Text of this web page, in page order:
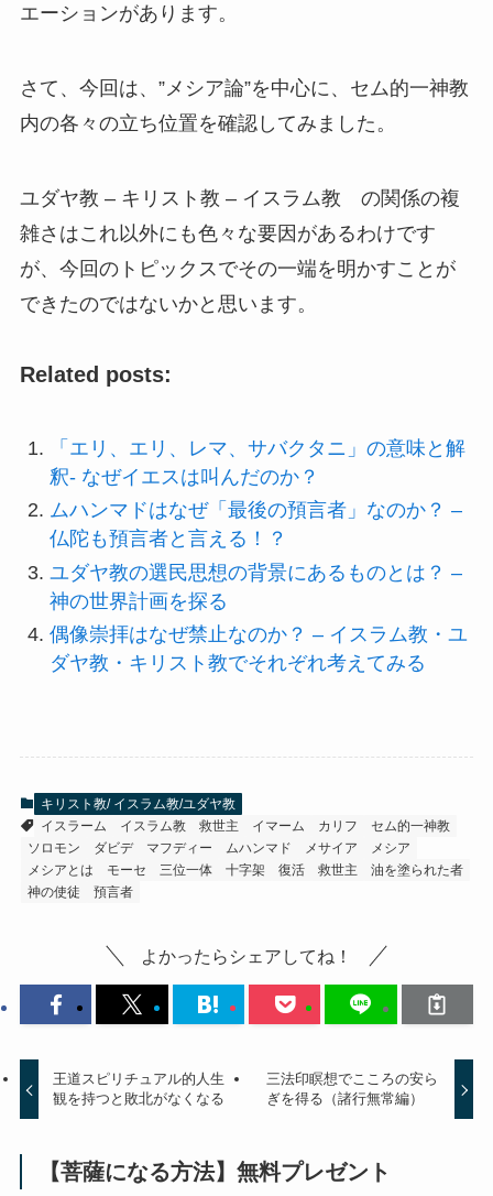
エーションがあります。
さて、今回は、”メシア論”を中心に、セム的一神教
内の各々の立ち位置を確認してみました。
ユダヤ教 – キリスト教 – イスラム教 の関係の複
雑さはこれ以外にも色々な要因があるわけです
が、今回のトピックスでその一端を明かすことが
できたのではないかと思います。
Related posts:
「エリ、エリ、レマ、サバクタニ」の意味と解
釈- なぜイエスは叫んだのか？
ムハンマドはなぜ「最後の預言者」なのか？ –
仏陀も預言者と言える！？
ユダヤ教の選民思想の背景にあるものとは？ –
神の世界計画を探る
偶像崇拝はなぜ禁止なのか？ – イスラム教・ユ
ダヤ教・キリスト教でそれぞれ考えてみる
キリスト教/ イスラム教/ユダヤ教
イスラーム
イスラム教 救世主 イマーム カリフ
セム的一神教
ソロモン
ダビデ マフディー ムハンマド メサイア
メシア
メシアとは
モーセ 三位一体 十字架 復活 救世主
油を塗られた者
神の使徒
預言者
よかったらシェアしてね！
王道スピリチュアル的人生
観を持つと敗北がなくなる
三法印瞑想でこころの安ら
ぎを得る（諸行無常編）
【菩薩になる方法】無料プレゼント